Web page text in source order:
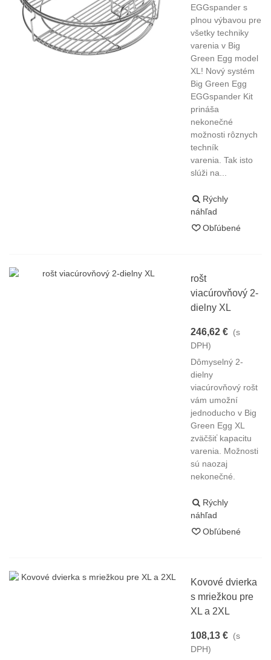
EGGspander s
plnou výbavou pre
všetky techniky
varenia v Big
Green Egg model
XL! Nový systém
Big Green Egg
EGGspander Kit
prináša
nekonečné
možnosti rôznych
techník
varenia. Tak isto
slúži na...
Rýchly
náhľad
Obľúbené
rošt
viacúrovňový 2-
dielny XL
246,62 € (s
DPH)
Dômyselný 2-
dielny
viacúrovňový rošt
vám umožní
jednoducho v Big
Green Egg XL
zväčšiť kapacitu
varenia. Možnosti
sú naozaj
nekonečné.
Rýchly
náhľad
Obľúbené
Kovové dvierka
s mriežkou pre
XL a 2XL
108,13 € (s
DPH)